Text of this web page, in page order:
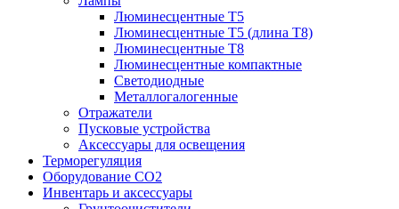
Люминесцентные T5
Люминесцентные T5 (длина T8)
Люминесцентные T8
Люминесцентные компактные
Светодиодные
Металлогалогенные
Отражатели
Пусковые устройства
Аксессуары для освещения
Терморегуляция
Оборудование CO2
Инвентарь и аксессуары